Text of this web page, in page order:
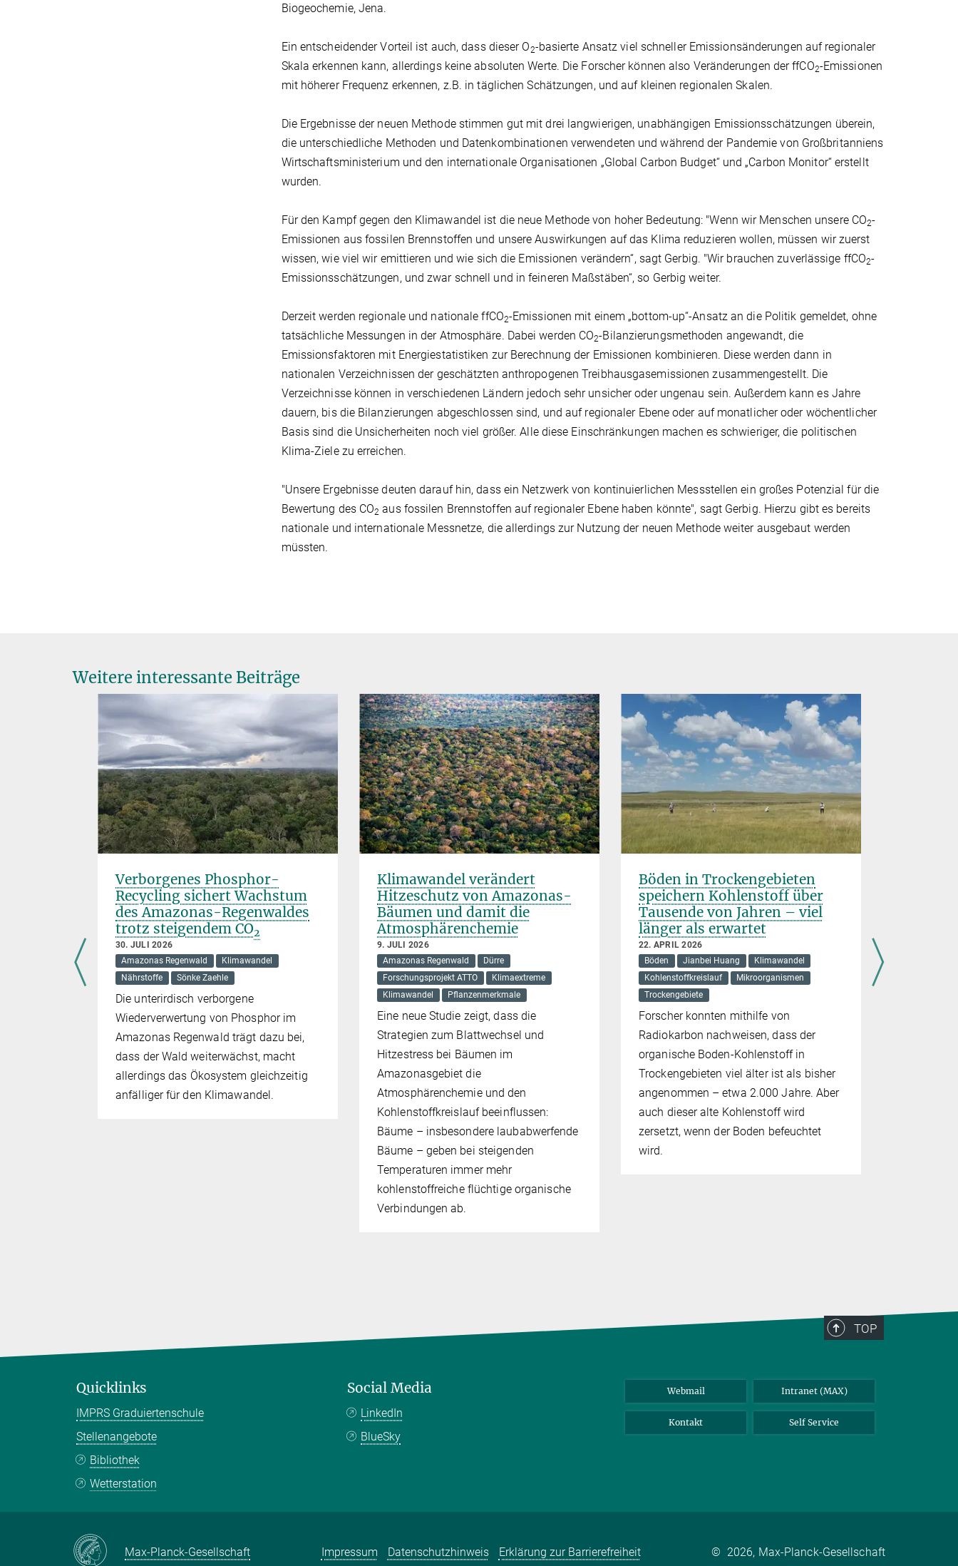
Biogeochemie, Jena.
Ein entscheidender Vorteil ist auch, dass dieser O2-basierte Ansatz viel schneller Emissionsänderungen auf regionaler
Skala erkennen kann, allerdings keine absoluten Werte. Die Forscher können also Veränderungen der ffCO2-Emissionen
mit höherer Frequenz erkennen, z.B. in täglichen Schätzungen, und auf kleinen regionalen Skalen.
Die Ergebnisse der neuen Methode stimmen gut mit drei langwierigen, unabhängigen Emissionsschätzungen überein,
die unterschiedliche Methoden und Datenkombinationen verwendeten und während der Pandemie von Großbritanniens
Wirtschaftsministerium und den internationale Organisationen „Global Carbon Budget“ und „Carbon Monitor“ erstellt
wurden.
Für den Kampf gegen den Klimawandel ist die neue Methode von hoher Bedeutung: "Wenn wir Menschen unsere CO2-
Emissionen aus fossilen Brennstoffen und unsere Auswirkungen auf das Klima reduzieren wollen, müssen wir zuerst
wissen, wie viel wir emittieren und wie sich die Emissionen verändern“, sagt Gerbig. "Wir brauchen zuverlässige ffCO2-
Emissionsschätzungen, und zwar schnell und in feineren Maßstäben“, so Gerbig weiter.
Derzeit werden regionale und nationale ffCO2-Emissionen mit einem „bottom-up“-Ansatz an die Politik gemeldet, ohne
tatsächliche Messungen in der Atmosphäre. Dabei werden CO2-Bilanzierungsmethoden angewandt, die
Emissionsfaktoren mit Energiestatistiken zur Berechnung der Emissionen kombinieren. Diese werden dann in
nationalen Verzeichnissen der geschätzten anthropogenen Treibhausgasemissionen zusammengestellt. Die
Verzeichnisse können in verschiedenen Ländern jedoch sehr unsicher oder ungenau sein. Außerdem kann es Jahre
dauern, bis die Bilanzierungen abgeschlossen sind, und auf regionaler Ebene oder auf monatlicher oder wöchentlicher
Basis sind die Unsicherheiten noch viel größer. Alle diese Einschränkungen machen es schwieriger, die politischen
Klima-Ziele zu erreichen.
"Unsere Ergebnisse deuten darauf hin, dass ein Netzwerk von kontinuierlichen Messstellen ein großes Potenzial für die
Bewertung des CO2 aus fossilen Brennstoffen auf regionaler Ebene haben könnte", sagt Gerbig. Hierzu gibt es bereits
nationale und internationale Messnetze, die allerdings zur Nutzung der neuen Methode weiter ausgebaut werden
müssten.
Weitere interessante Beiträge
Verborgenes Phosphor-
Recycling sichert Wachstum
des Amazonas-Regenwaldes
trotz steigendem CO2
30. JULI 2026
Amazonas Regenwald
Klimawandel
Nährstoffe
Sönke Zaehle
Die unterirdisch verborgene
Wiederverwertung von Phosphor im
Amazonas Regenwald trägt dazu bei,
dass der Wald weiterwächst, macht
allerdings das Ökosystem gleichzeitig
anfälliger für den Klimawandel.
Klimawandel verändert
Hitzeschutz von Amazonas-
Bäumen und damit die
Atmosphärenchemie
9. JULI 2026
Amazonas Regenwald
Dürre
Forschungsprojekt ATTO
Klimaextreme
Klimawandel
Pflanzenmerkmale
Eine neue Studie zeigt, dass die
Strategien zum Blattwechsel und
Hitzestress bei Bäumen im
Amazonasgebiet die
Atmosphärenchemie und den
Kohlenstoffkreislauf beeinflussen:
Bäume – insbesondere laubabwerfende
Bäume – geben bei steigenden
Temperaturen immer mehr
kohlenstoffreiche flüchtige organische
Verbindungen ab.
Böden in Trockengebieten
speichern Kohlenstoff über
Tausende von Jahren – viel
länger als erwartet
22. APRIL 2026
Böden
Jianbei Huang
Klimawandel
Kohlenstoffkreislauf
Mikroorganismen
Trockengebiete
Forscher konnten mithilfe von
Radiokarbon nachweisen, dass der
organische Boden-Kohlenstoff in
Trockengebieten viel älter ist als bisher
angenommen – etwa 2.000 Jahre. Aber
auch dieser alte Kohlenstoff wird
zersetzt, wenn der Boden befeuchtet
wird.
TOP
Quicklinks
IMPRS Graduiertenschule
Stellenangebote
Bibliothek
Wetterstation
Social Media
LinkedIn
BlueSky
Webmail Intranet (MAX)
Kontakt Self Service
Max-Planck-Gesellschaft Impressum Datenschutzhinweis Erklärung zur Barrierefreiheit © 2026, Max-Planck-Gesellschaft